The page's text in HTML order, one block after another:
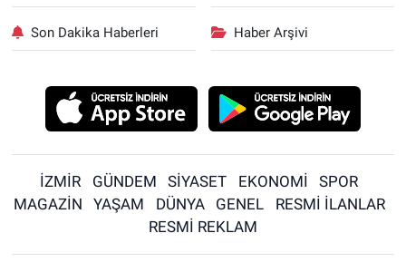
Son Dakika Haberleri Haber Arşivi
İZMİR GÜNDEM SİYASET EKONOMİ
SPOR
MAGAZİN
YAŞAM DÜNYA GENEL
RESMİ İLANLAR
RESMİ REKLAM